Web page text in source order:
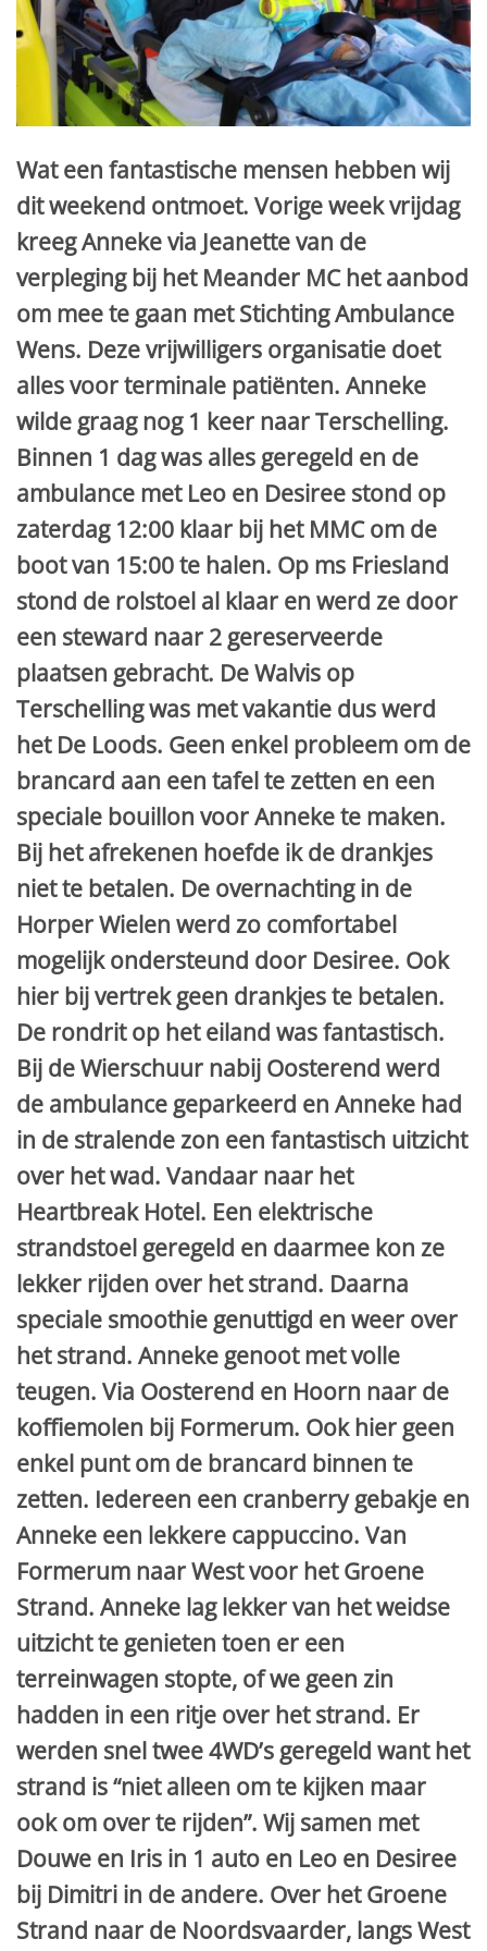
Wat een fantastische mensen hebben wij
dit weekend ontmoet. Vorige week vrijdag
kreeg Anneke via Jeanette van de
verpleging bij het Meander MC het aanbod
om mee te gaan met Stichting Ambulance
Wens. Deze vrijwilligers organisatie doet
alles voor terminale patiënten. Anneke
wilde graag nog 1 keer naar Terschelling.
Binnen 1 dag was alles geregeld en de
ambulance met Leo en Desiree stond op
zaterdag 12:00 klaar bij het MMC om de
boot van 15:00 te halen. Op ms Friesland
stond de rolstoel al klaar en werd ze door
een steward naar 2 gereserveerde
plaatsen gebracht. De Walvis op
Terschelling was met vakantie dus werd
het De Loods. Geen enkel probleem om de
brancard aan een tafel te zetten en een
speciale bouillon voor Anneke te maken.
Bij het afrekenen hoefde ik de drankjes
niet te betalen. De overnachting in de
Horper Wielen werd zo comfortabel
mogelijk ondersteund door Desiree. Ook
hier bij vertrek geen drankjes te betalen.
De rondrit op het eiland was fantastisch.
Bij de Wierschuur nabij Oosterend werd
de ambulance geparkeerd en Anneke had
in de stralende zon een fantastisch uitzicht
over het wad. Vandaar naar het
Heartbreak Hotel. Een elektrische
strandstoel geregeld en daarmee kon ze
lekker rijden over het strand. Daarna
speciale smoothie genuttigd en weer over
het strand. Anneke genoot met volle
teugen. Via Oosterend en Hoorn naar de
koffiemolen bij Formerum. Ook hier geen
enkel punt om de brancard binnen te
zetten. Iedereen een cranberry gebakje en
Anneke een lekkere cappuccino. Van
Formerum naar West voor het Groene
Strand. Anneke lag lekker van het weidse
uitzicht te genieten toen er een
terreinwagen stopte, of we geen zin
hadden in een ritje over het strand. Er
werden snel twee 4WD’s geregeld want het
strand is “niet alleen om te kijken maar
ook om over te rijden”. Wij samen met
Douwe en Iris in 1 auto en Leo en Desiree
bij Dimitri in de andere. Over het Groene
Strand naar de Noordsvaarder, langs West